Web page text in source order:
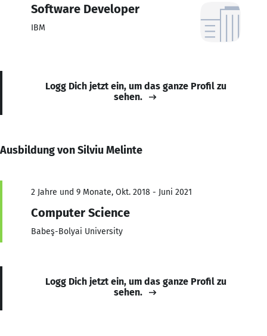
Software Developer
IBM
Logg Dich jetzt ein, um das ganze Profil zu
sehen.
Ausbildung von Silviu Melinte
2 Jahre und 9 Monate, Okt. 2018 - Juni 2021
Computer Science
Babeş-Bolyai University
Logg Dich jetzt ein, um das ganze Profil zu
sehen.